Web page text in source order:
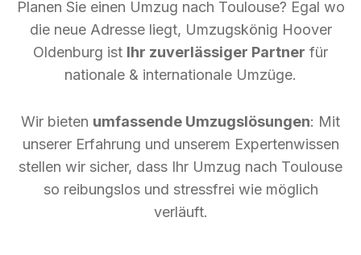
Planen Sie einen Umzug nach Toulouse? Egal wo
die neue Adresse liegt, Umzugskönig Hoover
Oldenburg ist Ihr zuverlässiger Partner für
nationale & internationale Umzüge.
Wir bieten umfassende Umzugslösungen: Mit
unserer Erfahrung und unserem Expertenwissen
stellen wir sicher, dass Ihr Umzug nach Toulouse
so reibungslos und stressfrei wie möglich
verläuft.